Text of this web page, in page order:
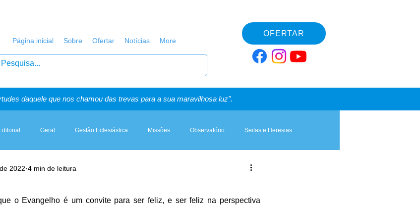
Página inicial Sobre Ofertar Notícias More
OFERTAR
daquele que nos chamou das trevas para a sua maravilhosa luz".
Geral Gestão Eclesiástica Missões Observatório Seitas e Heresias
Sermões & Esboços
2022 4 min de leitura
o Evangelho é um convite para ser feliz, e ser feliz na perspectiva